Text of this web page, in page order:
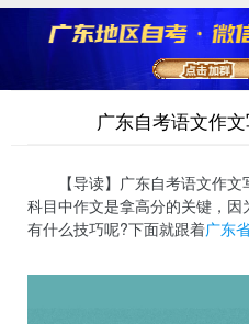
广东自考语文作
【导读】广东自考语文作文
科目中作文是拿高分的关键，
有什么技巧呢?下面就跟着广东